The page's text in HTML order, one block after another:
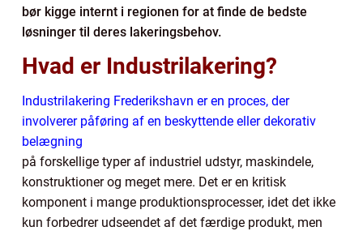
bør kigge internt i regionen for at finde de bedste
løsninger til deres lakeringsbehov.
Hvad er Industrilakering?
Industrilakering Frederikshavn er en proces, der
involverer påføring af en beskyttende eller dekorativ
belægning
på forskellige typer af industriel udstyr, maskindele,
konstruktioner og meget mere. Det er en kritisk
komponent i mange produktionsprocesser, idet det ikke
kun forbedrer udseendet af det færdige produkt, men